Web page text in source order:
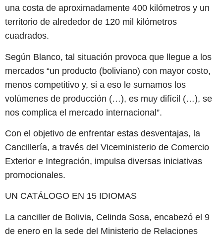
una costa de aproximadamente 400 kilómetros y un
territorio de alrededor de 120 mil kilómetros
cuadrados.
Según Blanco, tal situación provoca que llegue a los
mercados “un producto (boliviano) con mayor costo,
menos competitivo y, si a eso le sumamos los
volúmenes de producción (…), es muy difícil (…), se
nos complica el mercado internacional”.
Con el objetivo de enfrentar estas desventajas, la
Cancillería, a través del Viceministerio de Comercio
Exterior e Integración, impulsa diversas iniciativas
promocionales.
UN CATÁLOGO EN 15 IDIOMAS
La canciller de Bolivia, Celinda Sosa, encabezó el 9
de enero en la sede del Ministerio de Relaciones